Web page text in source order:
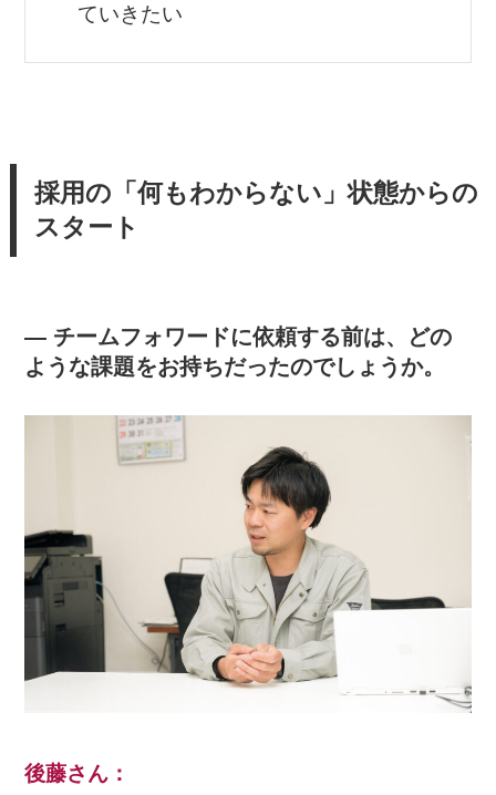
ていきたい
採用の「何もわからない」状態からの
スタート
— チームフォワードに依頼する前は、どの
ような課題をお持ちだったのでしょうか。
後藤さん ：